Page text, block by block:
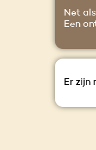
Net
Een
Er zijn